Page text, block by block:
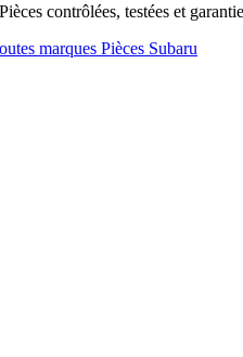
contrôlées, testées et
marques Pièces Subaru